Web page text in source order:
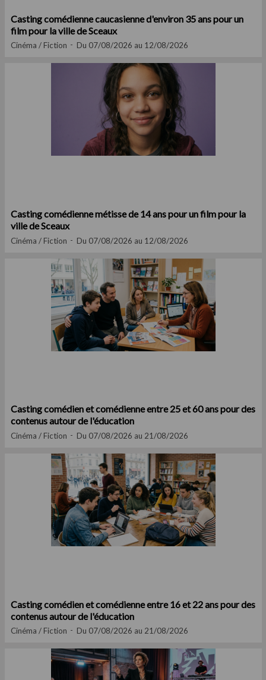
Casting comédienne caucasienne d'environ 35 ans pour un
film pour la ville de Sceaux
Cinéma / Fiction Du 07/08/2026 au 12/08/2026
Casting comédienne métisse de 14 ans pour un film pour la
ville de Sceaux
Cinéma / Fiction Du 07/08/2026 au 12/08/2026
Casting comédien et comédienne entre 25 et 60 ans pour des
contenus autour de l'éducation
Cinéma / Fiction Du 07/08/2026 au 21/08/2026
Casting comédien et comédienne entre 16 et 22 ans pour des
contenus autour de l'éducation
Cinéma / Fiction Du 07/08/2026 au 21/08/2026